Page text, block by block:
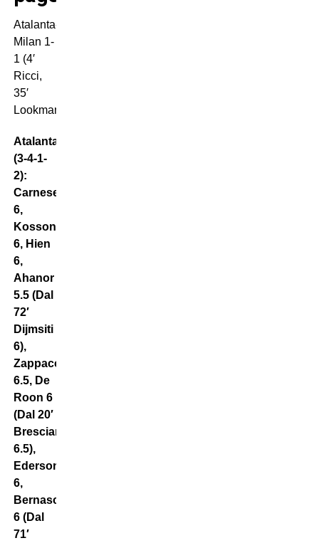
Atalanta-
Milan 1-
1 (4′
Ricci,
35′
Lookman)
Atalanta
(3-4-1-
2):
Carnesecchi
6,
Kossonou
6, Hien
6,
Ahanor
5.5 (Dal
72′
Dijmsiti
6),
Zappacosta
6.5, De
Roon 6
(Dal 20′
Brescianini
6.5),
Ederson
6,
Bernasconi
6 (Dal
71′